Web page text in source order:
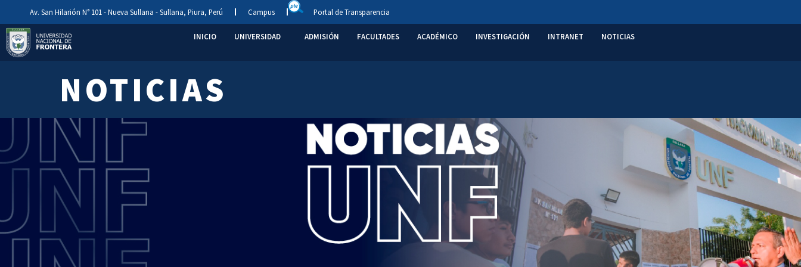
Av. San Hilarión N° 101 - Nueva Sullana - Sullana, Piura, Perú Campus Portal de Transparencia
INICIO UNIVERSIDAD ADMISIÓN FACULTADES ACADÉMICO INVESTIGACIÓN INTRANET NOTICIAS
NOTICIAS